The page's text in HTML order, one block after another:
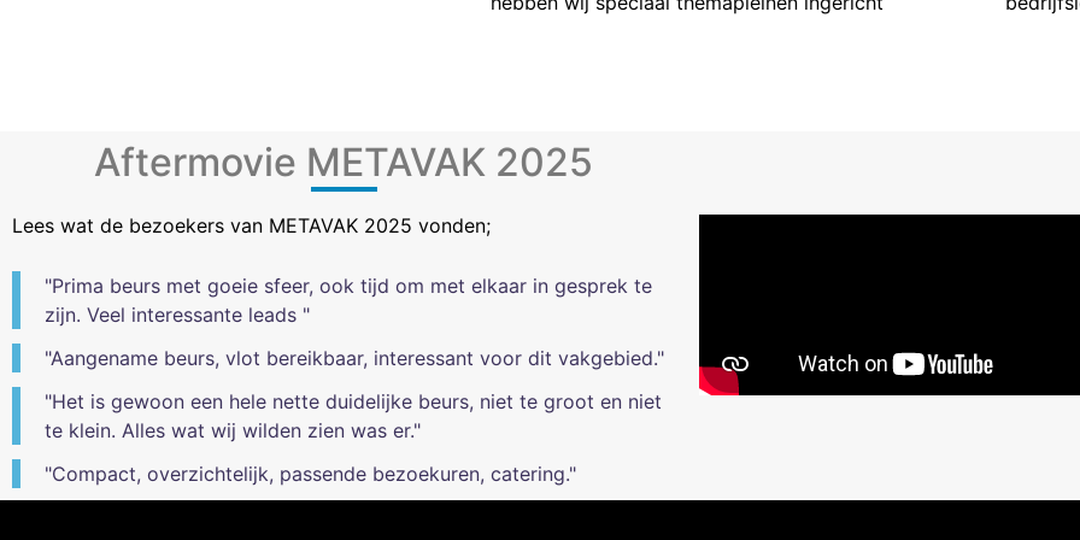
Aftermovie METAVAK 2025
Lees wat de bezoekers van METAVAK 2025 vonden;
"Prima beurs met goeie sfeer, ook tijd om met elkaar in gesprek te
zijn. Veel interessante leads "
"Aangename beurs, vlot bereikbaar, interessant voor dit vakgebied."
"Het is gewoon een hele nette duidelijke beurs, niet te groot en niet
te klein. Alles wat wij wilden zien was er."
"Compact, overzichtelijk, passende bezoekuren, catering."